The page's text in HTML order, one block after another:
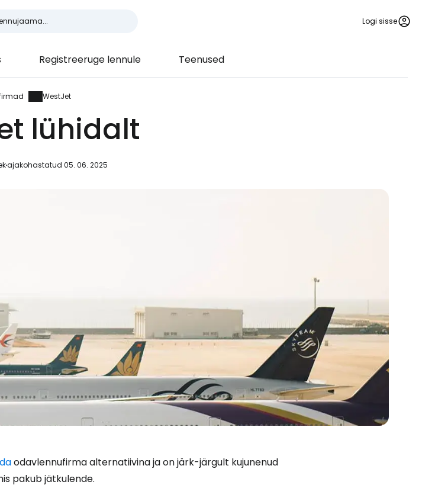
Logi sisse
Registreeruge lennule Teenused
WestJet
lühidalt
ajakohastatud 05. 06. 2025
odavlennufirma alternatiivina ja on järk-järgult kujunenud
pakub jätkulende.